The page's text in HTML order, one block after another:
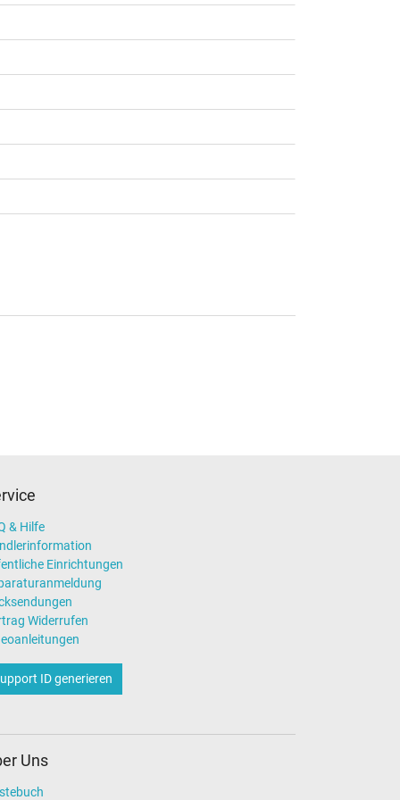
& Hilfe
Einrichtungen
Widerrufen
ID generieren
Uns